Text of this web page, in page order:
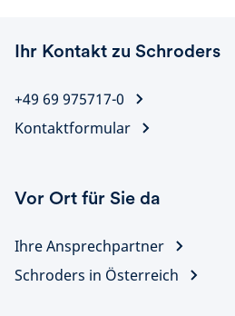
Ihr Kontakt zu Schroders
+49 69 975717-0
Kontaktformular
Vor Ort für Sie da
Ihre Ansprechpartner
Schroders in Österreich